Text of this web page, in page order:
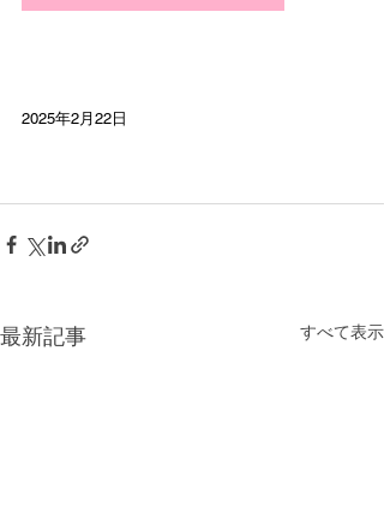
2025年2月22日
最新記事 すべて表示